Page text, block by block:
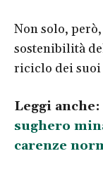
Non solo, però,
sostenibilità
riciclo dei
Leggi anche:
sughero
carenze